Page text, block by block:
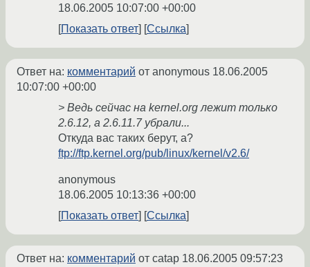
18.06.2005 10:07:00 +00:00
Показать ответ
Ссылка
Ответ на: комментарий от anonymous 18.06.2005
10:07:00 +00:00
> Ведь сейчас на kernel.org лежит только
2.6.12, а 2.6.11.7 убрали...
Откуда вас таких берут, а?
ftp://ftp.kernel.org/pub/linux/kernel/v2.6/
anonymous
18.06.2005 10:13:36 +00:00
Показать ответ
Ссылка
Ответ на: комментарий от catap 18.06.2005 09:57:23